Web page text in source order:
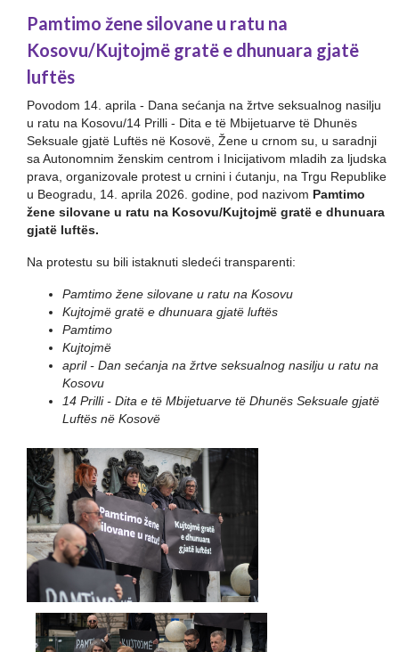
Pamtimo žene silovane u ratu na
Kosovu/Kujtojmë gratë e dhunuara gjatë
luftës
Povodom 14. aprila - Dana sećanja na žrtve seksualnog nasilju
u ratu na Kosovu/14 Prilli - Dita e të Mbijetuarve të Dhunës
Seksuale gjatë Luftës në Kosovë, Žene u crnom su, u saradnji
sa Autonomnim ženskim centrom i Inicijativom mladih za ljudska
prava, organizovale protest u crnini i ćutanju, na Trgu Republike
u Beogradu, 14. aprila 2026. godine, pod nazivom Pamtimo
žene silovane u ratu na Kosovu/Kujtojmë gratë e dhunuara
gjatë luftës.
Na protestu su bili istaknuti sledeći transparenti:
Pamtimo žene silovane u ratu na Kosovu
Kujtojmë gratë e dhunuara gjatë luftës
Pamtimo
Kujtojmë
april - Dan sećanja na žrtve seksualnog nasilju u ratu na
Kosovu
14 Prilli - Dita e të Mbijetuarve të Dhunës Seksuale gjatë
Luftës në Kosovë